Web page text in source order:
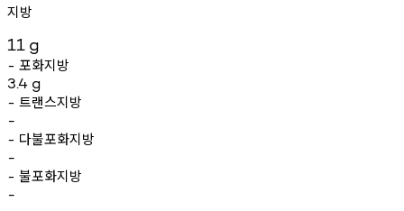
지방
11 g
- 포화지방
3.4 g
- 트랜스지방
-
- 다불포화지방
-
- 불포화지방
-